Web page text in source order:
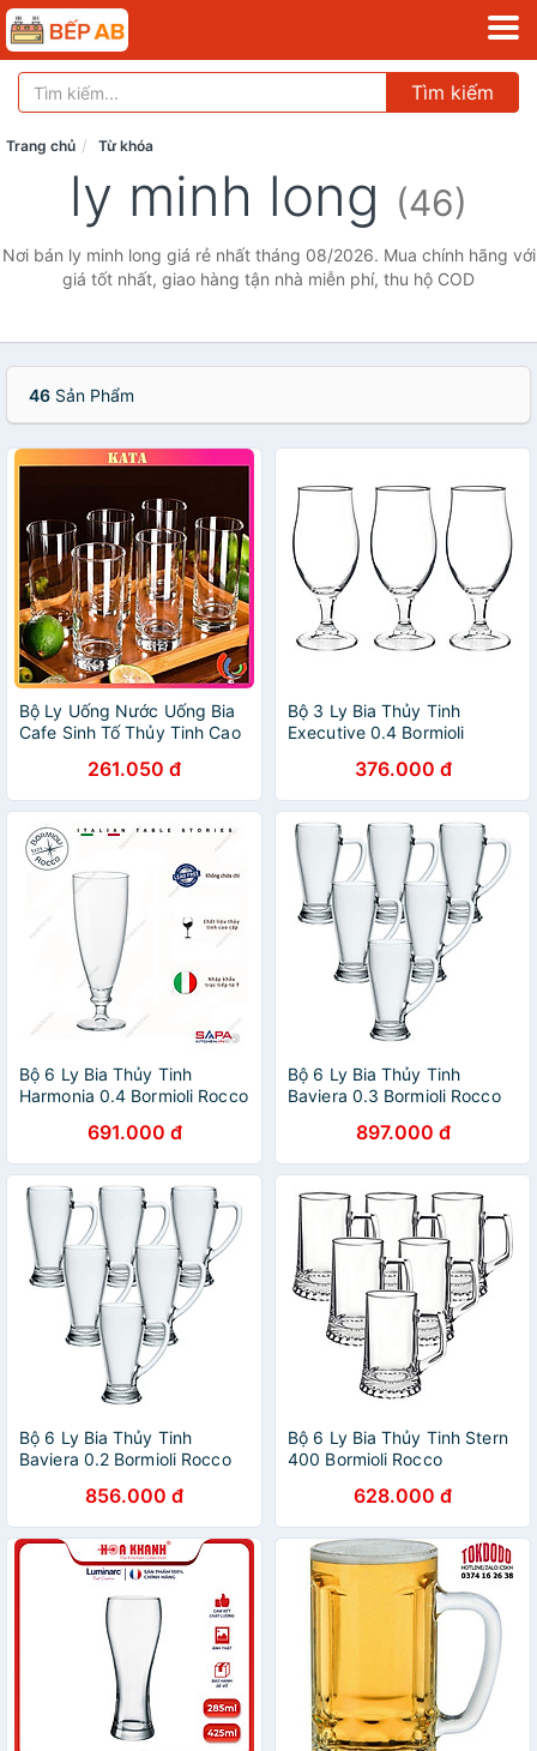
Tìm kiếm
Trang chủ Từ khóa
ly minh long (46)
Nơi bán ly minh long giá rẻ nhất tháng 08/2026. Mua chính hãng với
giá tốt nhất, giao hàng tận nhà miễn phí, thu hộ COD
46 Sản Phẩm
Bộ Ly Uống Nước Uống Bia
Cafe Sinh Tố Thủy Tinh Cao
Drink B07812 Dung Tích
340ml
261.050 đ
Bộ 3 Ly Bia Thủy Tinh
Executive 0.4 Bormioli
(530ml / Ly)376.000 đ
Bộ 6 Ly Bia Thủy Tinh
Harmonia 0.4 Bormioli Rocco
691.000 đ
Bộ 6 Ly Bia Thủy Tinh
Baviera 0.3 Bormioli Rocco
897.000 đ
Bộ 6 Ly Bia Thủy Tinh
Baviera 0.2 Bormioli Rocco
856.000 đ
Bộ 6 Ly Bia Thủy Tinh Stern
400 Bormioli Rocco
628.000 đ